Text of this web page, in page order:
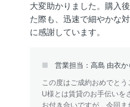
大変助かりました。購入
た際も、迅速で細やかな
に感謝しています。
営業担当：高島 由衣
この度はご成約おめでとう
U様とは賃貸のお手伝いを
お付き合いですが、今回